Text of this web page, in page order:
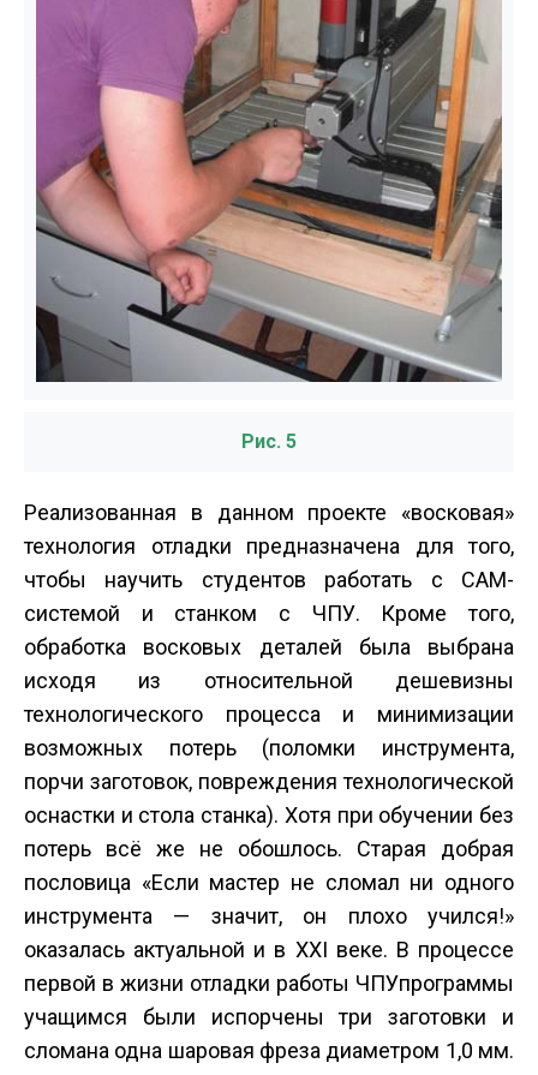
Рис. 5
Реализованная в данном проекте «восковая»
технология отладки предназначена для того,
чтобы научить студентов работать с CAM­
системой и станком с ЧПУ. Кроме того,
обработка восковых деталей была выбрана
исходя из относительной дешевизны
технологического процесса и минимизации
возможных потерь (поломки инструмента,
порчи заготовок, повреждения технологической
оснастки и стола станка). Хотя при обучении без
потерь всё же не обошлось. Старая добрая
пословица «Если мастер не сломал ни одного
инструмента — значит, он плохо учился!»
оказалась актуальной и в XXI веке. В процессе
первой в жизни отладки работы ЧПУ­программы
учащимся были испорчены три заготовки и
сломана одна шаровая фреза диаметром 1,0 мм.